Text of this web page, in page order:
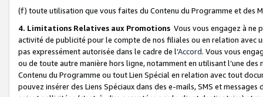
(f) toute utilisation que vous faites du Contenu du Programme et des
4. Limitations Relatives aux Promotions Vous vous engagez à ne
activité de publicité pour le compte de nos filiales ou en relation avec
pas expressément autorisée dans le cadre de l’Accord. Vous vous
ou de toute autre manière hors ligne, notamment en utilisant l’une
Contenu du Programme ou tout Lien Spécial en relation avec tout
pouvez insérer des Liens Spéciaux dans des e-mails, SMS et